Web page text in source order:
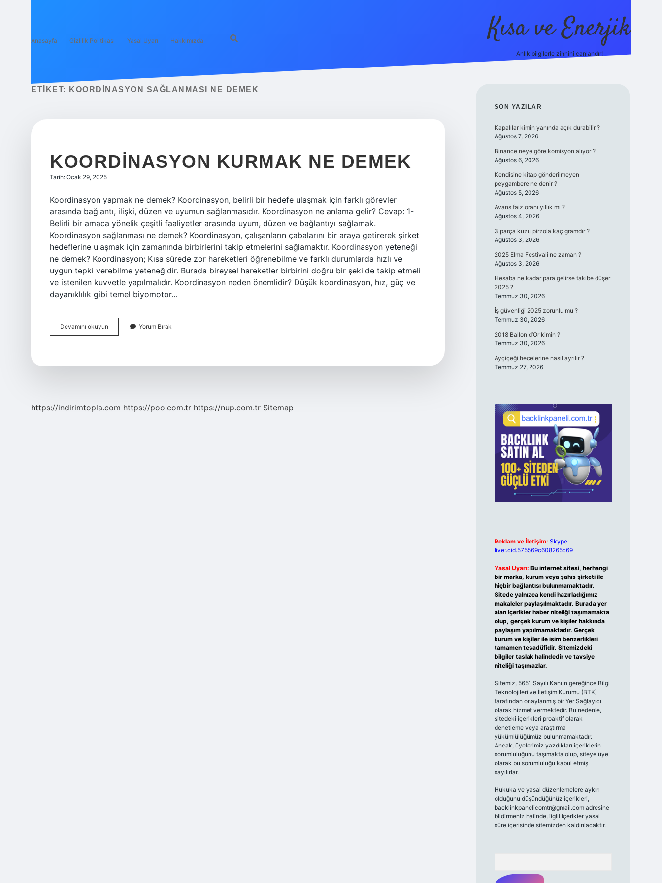
Anasayfa Gizlilik Politikası Yasal Uyarı Hakkımızda Kısa ve Enerjik
Anlık bilgilerle zihnini canlandır!
ETIKET: KOORDINASYON SAĞLANMASI NE DEMEK
KOORDINASYON KURMAK NE DEMEK
Tarih: Ocak 29, 2025
Koordinasyon yapmak ne demek? Koordinasyon, belirli bir hedefe ulaşmak için farklı görevler
arasında bağlantı, ilişki, düzen ve uyumun sağlanmasıdır. Koordinasyon ne anlama gelir? Cevap: 1-
Belirli bir amaca yönelik çeşitli faaliyetler arasında uyum, düzen ve bağlantıyı sağlamak.
Koordinasyon sağlanması ne demek? Koordinasyon, çalışanların çabalarını bir araya getirerek şirket
hedeflerine ulaşmak için zamanında birbirlerini takip etmelerini sağlamaktır. Koordinasyon yeteneği
ne demek? Koordinasyon; Kısa sürede zor hareketleri öğrenebilme ve farklı durumlarda hızlı ve
uygun tepki verebilme yeteneğidir. Burada bireysel hareketler birbirini doğru bir şekilde takip etmeli
ve istenilen kuvvetle yapılmalıdır. Koordinasyon neden önemlidir? Düşük koordinasyon, hız, güç ve
dayanıklılık gibi temel biyomotor…
Devamını okuyun Koordinasyon
Kurmak
Yorum Bırak
https://indirimtopla.com https://poo.com.tr https://nup.com.tr Sitemap
SIDEBAR
SON YAZILAR
Kapalılar kimin yanında açık durabilir ?
Ağustos 7, 2026
Binance neye göre komisyon alıyor ?
Ağustos 6, 2026
Kendisine kitap gönderilmeyen
peygambere ne denir ?
Ağustos 5, 2026
Avans faiz oranı yıllık mı ?
Ağustos 4, 2026
3 parça kuzu pirzola kaç gramdır ?
Ağustos 3, 2026
2025 Elma Festivali ne zaman ?
Ağustos 3, 2026
Hesaba ne kadar para gelirse takibe düşer
2025 ?
Temmuz 30, 2026
İş güvenliği 2025 zorunlu mu ?
Temmuz 30, 2026
2018 Ballon d’Or kimin ?
Temmuz 30, 2026
Ayçiçeği hecelerine nasıl ayrılır ?
Temmuz 27, 2026
Reklam ve İletişim: Skype:
live:.cid.575569c608265c69
Yasal Uyarı: Bu internet sitesi, herhangi
bir marka, kurum veya şahıs şirketi ile
hiçbir bağlantısı bulunmamaktadır.
Sitede yalnızca kendi hazırladığımız
makaleler paylaşılmaktadır. Burada yer
alan içerikler haber niteliği taşımamakta
olup, gerçek kurum ve kişiler hakkında
paylaşım yapılmamaktadır. Gerçek
kurum ve kişiler ile isim benzerlikleri
tamamen tesadüfidir. Sitemizdeki
bilgiler taslak halindedir ve tavsiye
niteliği taşımazlar.
Sitemiz, 5651 Sayılı Kanun gereğince Bilgi
Teknolojileri ve İletişim Kurumu (BTK)
tarafından onaylanmış bir Yer Sağlayıcı
olarak hizmet vermektedir. Bu nedenle,
sitedeki içerikleri proaktif olarak
denetleme veya araştırma
yükümlülüğümüz bulunmamaktadır.
Ancak, üyelerimiz yazdıkları içeriklerin
sorumluluğunu taşımakta olup, siteye üye
olarak bu sorumluluğu kabul etmiş
sayılırlar.
Hukuka ve yasal düzenlemelere aykırı
olduğunu düşündüğünüz içerikleri,
backlinkpanelicomtr@gmail.comadresine
bildirmeniz halinde, ilgili içerikler yasal
süre içerisinde sitemizden kaldırılacaktır.